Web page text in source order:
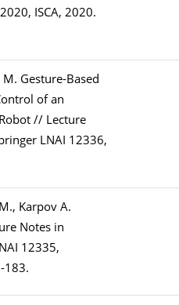
ISCA, 2020.
Gesture-Based
of an
// Lecture
LNAI 12336,
Karpov A.
Notes in
12335,
183.